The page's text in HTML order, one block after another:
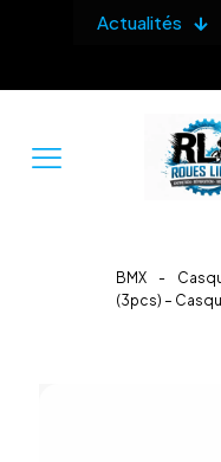
Actualités
BMX -
(3pcs) –